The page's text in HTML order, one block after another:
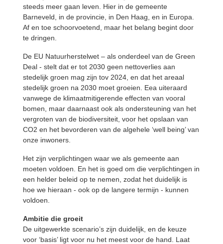
steeds meer gaan leven. Hier in de gemeente
Barneveld, in de provincie, in Den Haag, en in Europa.
Af en toe schoorvoetend, maar het belang begint door
te dringen.
De EU Natuurherstelwet – als onderdeel van de Green
Deal - stelt dat er tot 2030 geen nettoverlies aan
stedelijk groen mag zijn tov 2024, en dat het areaal
stedelijk groen na 2030 moet groeien. Eea uiteraard
vanwege de klimaatmitigerende effecten van vooral
bomen, maar daarnaast ook als ondersteuning van het
vergroten van de biodiversiteit, voor het opslaan van
CO2 en het bevorderen van de algehele ‘well being’ van
onze inwoners.
Het zijn verplichtingen waar we als gemeente aan
moeten voldoen. En het is goed om die verplichtingen in
een helder beleid op te nemen, zodat het duidelijk is
hoe we hieraan - ook op de langere termijn - kunnen
voldoen.
Ambitie die groeit
De uitgewerkte scenario’s zijn duidelijk, en de keuze
voor ‘basis’ ligt voor nu het meest voor de hand. Laat